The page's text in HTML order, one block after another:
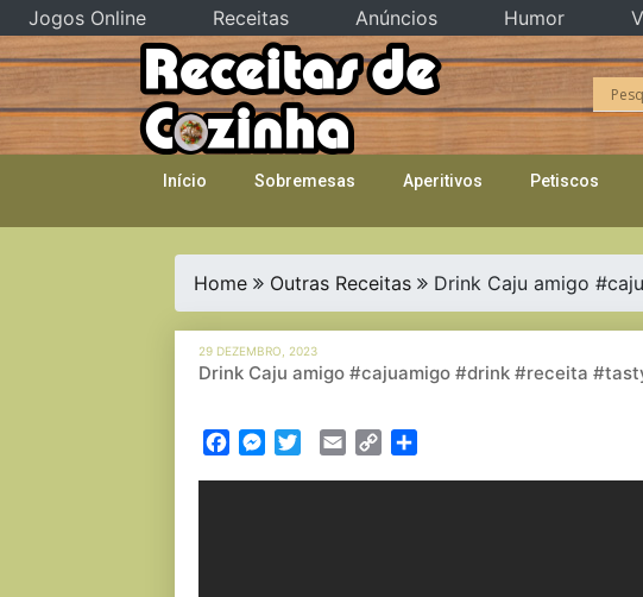
Skip
to
content
Início Sobremesas Aperitivos Petiscos
Home Outras Receitas Drink Caju amigo
29 DEZEMBRO, 2023
Drink Caju amigo #cajuamigo #drink #receita
FacebookMessenger
TwitterEmail Copy
Jogos Online Receitas Anúncios Humor